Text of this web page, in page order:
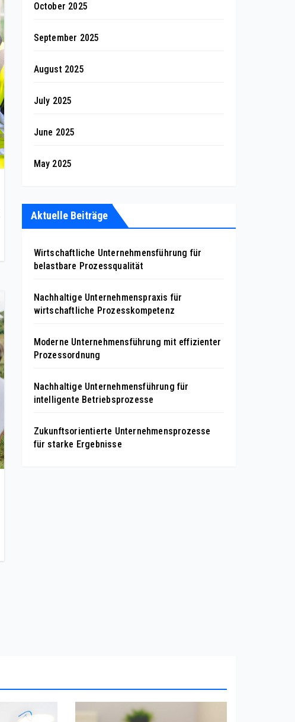
October 2025
September 2025
August 2025
July 2025
June 2025
May 2025
Aktuelle Beiträge
Wirtschaftliche Unternehmensführung für
belastbare Prozessqualität
Nachhaltige Unternehmenspraxis für
wirtschaftliche Prozesskompetenz
Moderne Unternehmensführung mit effizienter
Prozessordnung
Nachhaltige Unternehmensführung für
intelligente Betriebsprozesse
Zukunftsorientierte Unternehmensprozesse
für starke Ergebnisse